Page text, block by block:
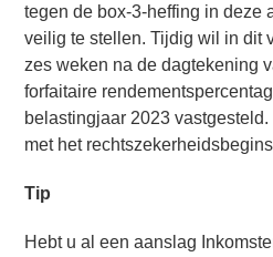
tegen de box-3-heffing in deze
veilig te stellen. Tijdig wil in dit
zes weken na de dagtekening
forfaitaire
belastingjaar 2023
met het
Tip
Hebt u al een aanslag